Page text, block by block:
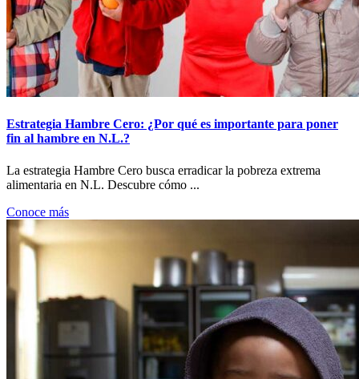
Estrategia Hambre Cero: ¿Por qué es importante para poner
fin al hambre en N.L.?
La estrategia Hambre Cero busca erradicar la pobreza extrema
alimentaria en N.L. Descubre cómo ...
Conoce más